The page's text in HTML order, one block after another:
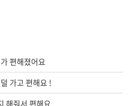
편해졌어요
가고 편해요 !
해줘서 편해요